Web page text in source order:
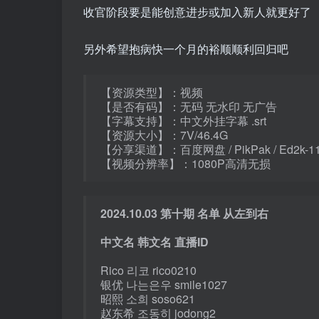
收官阶段要是能创意进步或加入新人就更好了
另外希望抱病快一个月的裕顺顺利回归吧
【资源类型】：视频
【是否有码】：无码 无水印 无广告
【字幕支持】：中文外挂字幕 .srt
【资源大小】：7V/46.4G
【分享渠道】：百度网盘 / PikPak / Ed2k-
【视频分辨率】：1080P高清无损
2024.10.03 第十期 名单 从左到右
中文名 韩文名 直播ID
Rico 리코 rico0210
银优 나는은우 smile1027
昭熙 소희 soso621
赵东希 조동히 jodong2